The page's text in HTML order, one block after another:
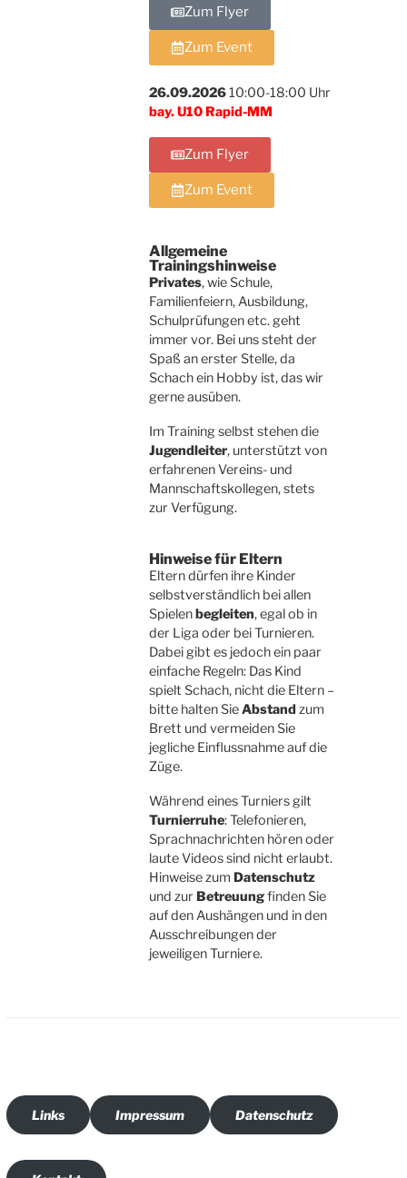
Zum Flyer
Zum Event
26.09.202610:00-18:00 Uhr
bay. U10 Rapid-MM
Zum Flyer
Zum Event
Allgemeine
Trainingshinweise
Privates, wie Schule,
Familienfeiern, Ausbildung,
Schulprüfungen etc. geht
immer vor. Bei uns steht der
Spaß an erster Stelle, da
Schach ein Hobby ist, das wir
gerne ausüben.
Im Training selbst stehen die
Jugendleiter, unterstützt von
erfahrenen Vereins- und
Mannschaftskollegen, stets
zur Verfügung.
Hinweise für Eltern
Eltern dürfen ihre Kinder
selbstverständlich bei allen
Spielenbegleiten, egal ob in
der Liga oder bei Turnieren.
Dabei gibt es jedoch ein paar
einfache Regeln: Das Kind
spielt Schach, nicht die Eltern –
bitte halten SieAbstandzum
Brett und vermeiden Sie
jegliche Einflussnahme auf die
Züge.
Während eines Turniers gilt
Turnierruhe: Telefonieren,
Sprachnachrichten hören oder
laute Videos sind nicht erlaubt.
Hinweise zumDatenschutz
und zurBetreuungfinden Sie
auf den Aushängen und in den
Ausschreibungen der
jeweiligen Turniere.
Links Impressum Datenschutz